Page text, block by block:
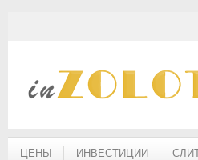
ЦЕНЫ ИНВЕСТИЦИИ